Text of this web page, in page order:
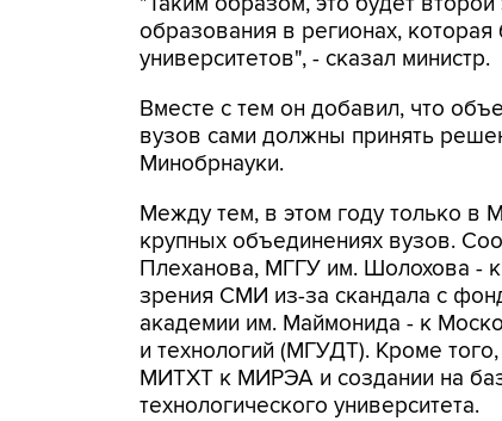
образования в регионах,
университетов", - сказал министр.
Вместе с тем он добавил, что
вузов сами должны принять
Минобрнауки.
Между тем, в этом году только в
крупных объединениях вузов.
Плеханова, МГГУ им. Шолохова -
зрения СМИ из-за скандала с
академии им. Маймонида - к
и технологий (МГУДТ). Кроме
МИТХТ к МИРЭА и создании на
технологического университета.